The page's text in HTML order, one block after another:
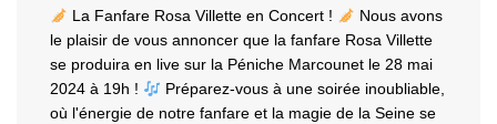
La Fanfare Rosa Villette en Concert !
Nous avons
le plaisir de vous annoncer que la fanfare Rosa Villette
se produira en live sur la Péniche Marcounet le 28 mai
2024 à 19h !
Préparez-vous à une soirée inoubliable,
où l'énergie de notre fanfare et la magie de la Seine se